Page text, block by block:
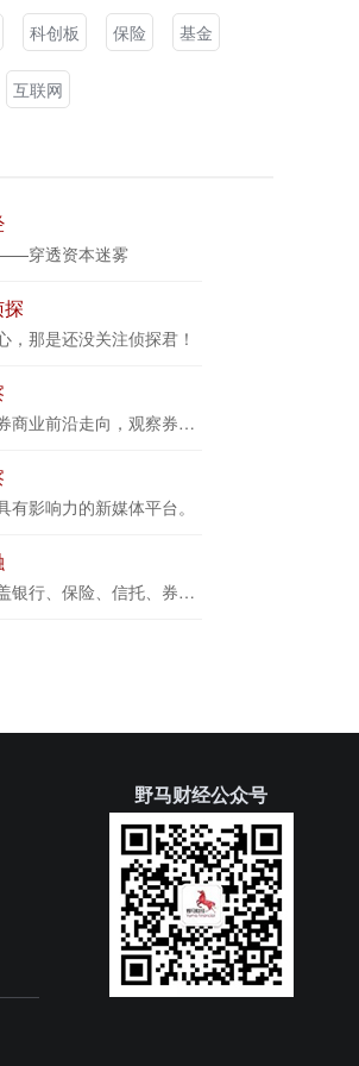
科创板 保险 基金
互联网
穿透资本迷雾
，那是还没关注侦探君！
深入透视券商业前沿走向，观察券业、资本圈最新变化
有影响力的新媒体平台。
致力于涵盖银行、保险、信托、券商、基金、期货、互联网金融等大金融领域的报道，以独家视角观察金融，拆解市场，穿透迷雾。
野马财经公众号